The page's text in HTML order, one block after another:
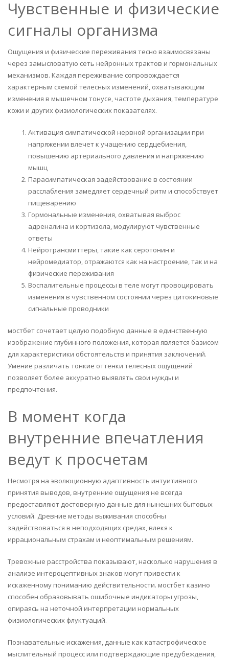
Чувственные и физические
сигналы организма
Ощущения и физические переживания тесно взаимосвязаны
через замысловатую сеть нейронных трактов и гормональных
механизмов. Каждая переживание сопровождается
характерным схемой телесных изменений, охватывающим
изменения в мышечном тонусе, частоте дыхания, температуре
кожи и других физиологических показателях.
Активация симпатической нервной организации при
напряжении влечет к учащению сердцебиения,
повышению артериального давления и напряжению
мышц
Парасимпатическая задействование в состоянии
расслабления замедляет сердечный ритм и способствует
пищеварению
Гормональные изменения, охватывая выброс
адреналина и кортизола, модулируют чувственные
ответы
Нейротрансмиттеры, такие как серотонин и
нейромедиатор, отражаются как на настроение, так и на
физические переживания
Воспалительные процессы в теле могут провоцировать
изменения в чувственном состоянии через цитокиновые
сигнальные проводники
мостбет сочетает целую подобную данные в единственную
изображение глубинного положения, которая является базисом
для характеристики обстоятельств и принятия заключений.
Умение различать тонкие оттенки телесных ощущений
позволяет более аккуратно выявлять свои нужды и
предпочтения.
В момент когда
внутренние впечатления
ведут к просчетам
Несмотря на эволюционную адаптивность интуитивного
принятия выводов, внутренние ощущения не всегда
предоставляют достоверную данные для нынешних бытовых
условий. Древние методы выживания способны
задействоваться в неподходящих средах, влекя к
иррациональным страхам и неоптимальным решениям.
Тревожные расстройства показывают, насколько нарушения в
анализе интероцептивных знаков могут привести к
искаженному пониманию действительности. мостбет казино
способен образовывать ошибочные индикаторы угрозы,
опираясь на неточной интерпретации нормальных
физиологических флуктуаций.
Познавательные искажения, данные как катастрофическое
мыслительный процесс или подтверждающие предубеждения,